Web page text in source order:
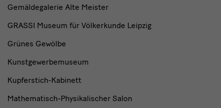
Gemäldegalerie Alte Meister
GRASSI Museum für Völkerkunde Leipzig
Grünes Gewölbe
Kunstgewerbemuseum
Kupferstich-Kabinett
Mathematisch-Physikalischer Salon